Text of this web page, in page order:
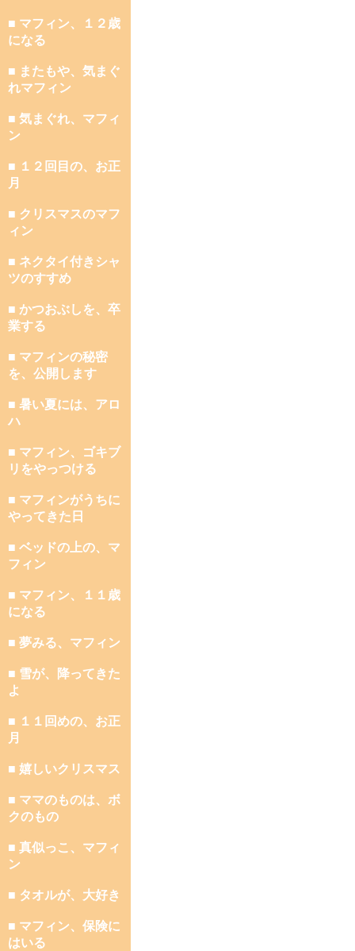
■ マフィン、１２歳
になる
■ またもや、気まぐ
れマフィン
■ 気まぐれ、マフィ
ン
■ １２回目の、お正
月
■ クリスマスのマフ
ィン
■ ネクタイ付きシャ
ツのすすめ
■ かつおぶしを、卒
業する
■ マフィンの秘密
を、公開します
■ 暑い夏には、アロ
ハ
■ マフィン、ゴキブ
リをやっつける
■ マフィンがうちに
やってきた日
■ ベッドの上の、マ
フィン
■ マフィン、１１歳
になる
■ 夢みる、マフィン
■ 雪が、降ってきた
よ
■ １１回めの、お正
月
■ 嬉しいクリスマス
■ ママのものは、ボ
クのもの
■ 真似っこ、マフィ
ン
■ タオルが、大好き
■ マフィン、保険に
はいる